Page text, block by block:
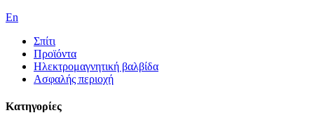
En
Σπίτι
Προϊόντα
Ηλεκτρομαγνητική βαλβίδα
Ασφαλής περιοχή
Κατηγορίες